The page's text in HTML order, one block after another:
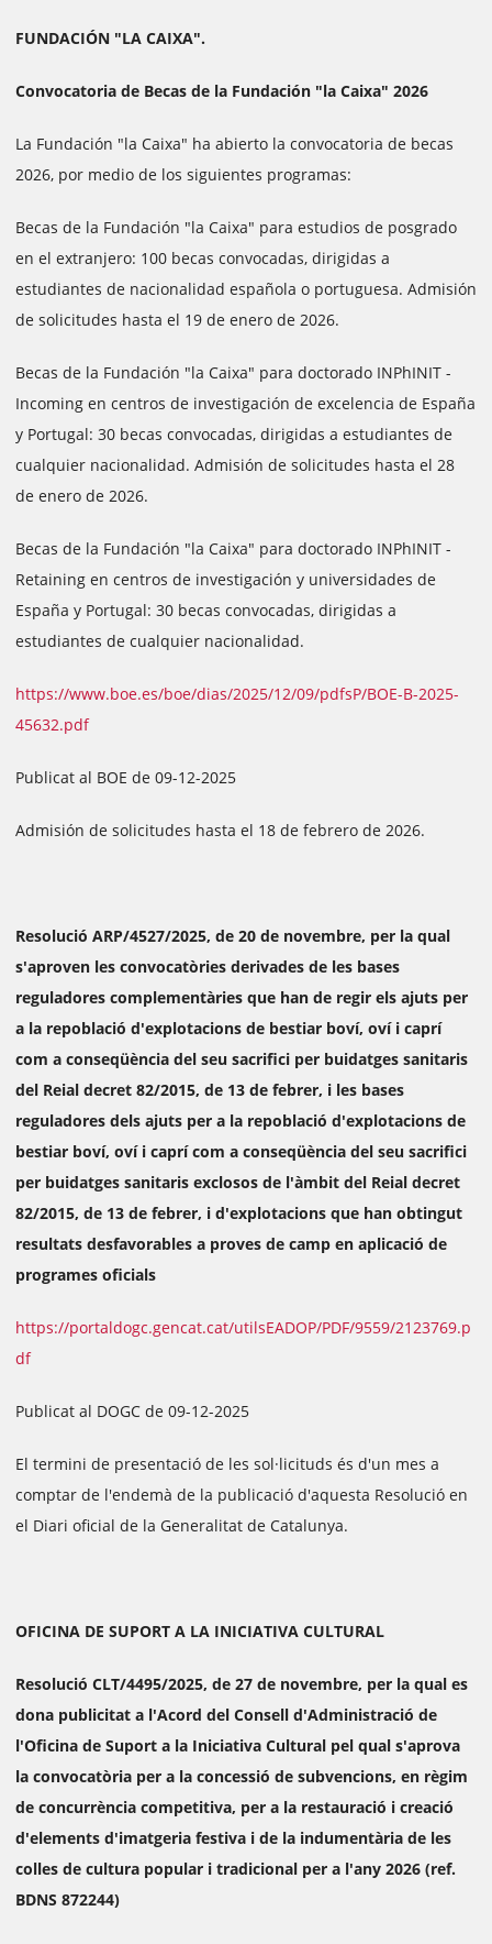
FUNDACIÓN "LA CAIXA".
Convocatoria de Becas de la Fundación "la Caixa" 2026
La Fundación "la Caixa" ha abierto la convocatoria de becas
2026, por medio de los siguientes programas:
Becas de la Fundación "la Caixa" para estudios de posgrado
en el extranjero: 100 becas convocadas, dirigidas a
estudiantes de nacionalidad española o portuguesa. Admisión
de solicitudes hasta el 19 de enero de 2026.
Becas de la Fundación "la Caixa" para doctorado INPhINIT -
Incoming en centros de investigación de excelencia de España
y Portugal: 30 becas convocadas, dirigidas a estudiantes de
cualquier nacionalidad. Admisión de solicitudes hasta el 28
de enero de 2026.
Becas de la Fundación "la Caixa" para doctorado INPhINIT -
Retaining en centros de investigación y universidades de
España y Portugal: 30 becas convocadas, dirigidas a
estudiantes de cualquier nacionalidad.
https://www.boe.es/boe/dias/2025/12/09/pdfsP/BOE-B-2025-
45632.pdf
Publicat al BOE de 09-12-2025
Admisión de solicitudes hasta el 18 de febrero de 2026.
Resolució ARP/4527/2025, de 20 de novembre, per la qual
s'aproven les convocatòries derivades de les bases
reguladores complementàries que han de regir els ajuts per
a la repoblació d'explotacions de bestiar boví, oví i caprí
com a conseqüència del seu sacrifici per buidatges sanitaris
del Reial decret 82/2015, de 13 de febrer, i les bases
reguladores dels ajuts per a la repoblació d'explotacions de
bestiar boví, oví i caprí com a conseqüència del seu sacrifici
per buidatges sanitaris exclosos de l'àmbit del Reial decret
82/2015, de 13 de febrer, i d'explotacions que han obtingut
resultats desfavorables a proves de camp en aplicació de
programes oficials
https://portaldogc.gencat.cat/utilsEADOP/PDF/9559/2123769.p
df
Publicat al DOGC de 09-12-2025
El termini de presentació de les sol·licituds és d'un mes a
comptar de l'endemà de la publicació d'aquesta Resolució en
el Diari oficial de la Generalitat de Catalunya.
OFICINA DE SUPORT A LA INICIATIVA CULTURAL
Resolució CLT/4495/2025, de 27 de novembre, per la qual es
dona publicitat a l'Acord del Consell d'Administració de
l'Oficina de Suport a la Iniciativa Cultural pel qual s'aprova
la convocatòria per a la concessió de subvencions, en règim
de concurrència competitiva, per a la restauració i creació
d'elements d'imatgeria festiva i de la indumentària de les
colles de cultura popular i tradicional per a l'any 2026 (ref.
BDNS 872244)